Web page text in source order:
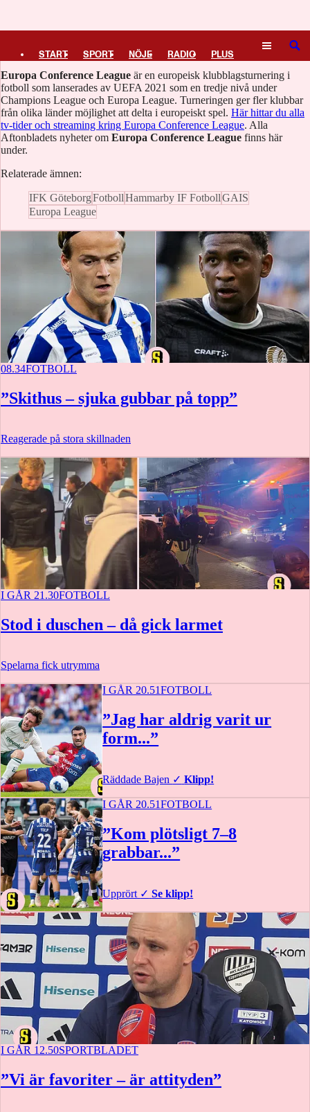
START SPORT NÖJE RADIO PLUS
TIPSA TV KULTUR LEDARE
SÖK
Europa Conference League
Europa Conference League är en europeisk klubblagsturnering i
fotboll som lanserades av UEFA 2021 som en tredje nivå under
Champions League och Europa League. Turneringen ger fler klubbar
från olika länder möjlighet att delta i europeiskt spel. Här hittar du alla
tv-tider och streaming kring Europa Conference League. Alla
Aftonbladets nyheter om Europa Conference League finns här
under.
Relaterade ämnen:
IFK GöteborgFotbollHammarby IF FotbollGAIS
Europa League
08.34FOTBOLL
”Skithus – sjuka gubbar på topp”
Reagerade på stora skillnaden
I GÅR 21.30FOTBOLL
Stod i duschen – då gick larmet
Spelarna fick utrymma
I GÅR 20.51FOTBOLL
”Jag har aldrig varit ur
form...”
Räddade Bajen ✓ Klipp!
I GÅR 20.51FOTBOLL
”Kom plötsligt 7–8
grabbar...”
Upprört ✓ Se klipp!
I GÅR 12.50SPORTBLADET
”Vi är favoriter – är attityden”